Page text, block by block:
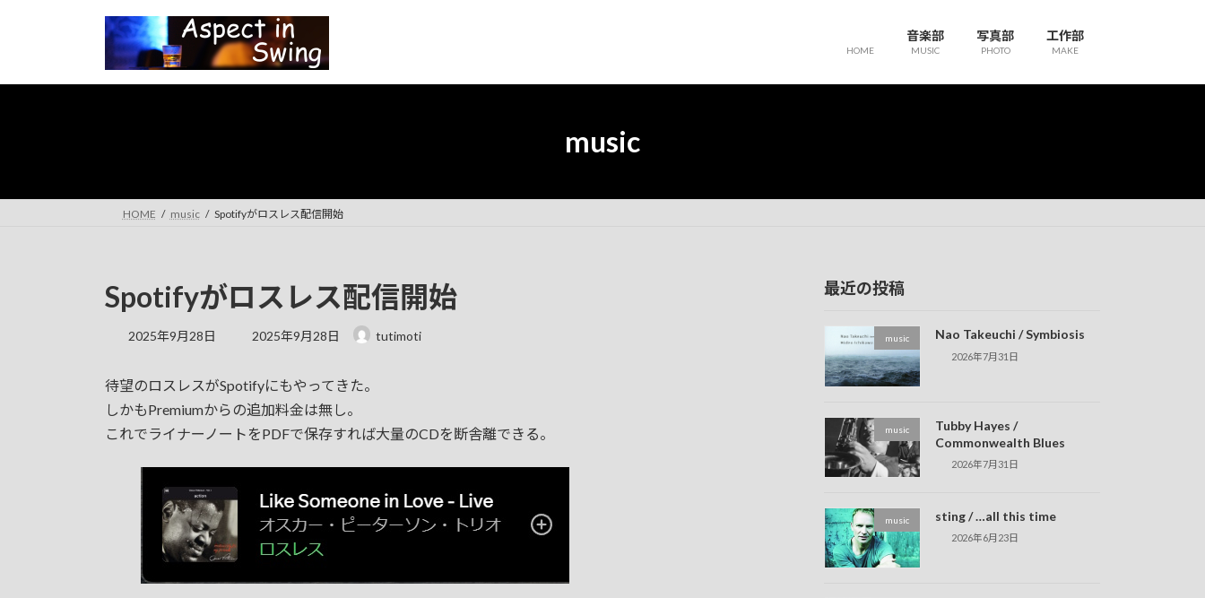
プ
動
HOME
音楽部
MUSIC
写真部
PHOTO
工作部
MAKE
music
HOME music Spotifyがロスレス配信開始
Spotifyがロスレス配信開始
2025年9月28日
最
新
日
:
2025年9月28日 tutimoti
待望のロスレスがSpotifyにもやってきた。
しかもPremiumからの追加料金は無し。
これでライナーノートをPDFで保存すれば大量のCDを断舎離できる。
最近の投稿
music Nao Takeuchi / Symbiosis
2026年7月31日
music
Tubby Hayes /
Commonwealth Blues
2026年7月31日
music sting / …all this time
2026年6月23日